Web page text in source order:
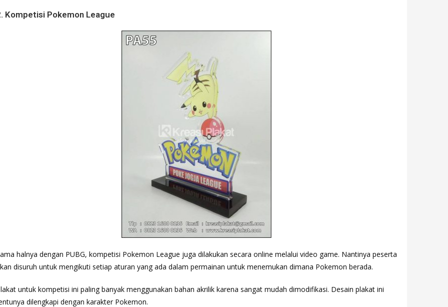
Kompetisi Pokemon League
halnya dengan PUBG, kompetisi Pokemon League juga dilakukan secara online melalui video game. Nantinya peserta
disuruh untuk mengikuti setiap aturan yang ada dalam permainan untuk menemukan dimana Pokemon berada.
untuk kompetisi ini paling banyak menggunakan bahan akrilik karena sangat mudah dimodifikasi. Desain plakat ini
dilengkapi dengan karakter Pokemon.